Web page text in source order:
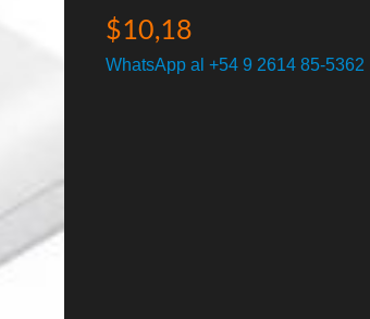
$10,18
WhatsApp al +54 9 2614 85-5362